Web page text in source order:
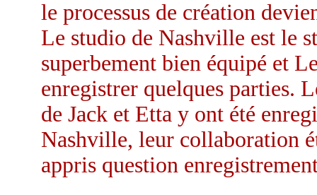
le processus de création
Le studio de Nashville est le
superbement bien équipé et
enregistrer quelques parties.
de Jack et Etta y ont été
Nashville, leur collaboration
appris question